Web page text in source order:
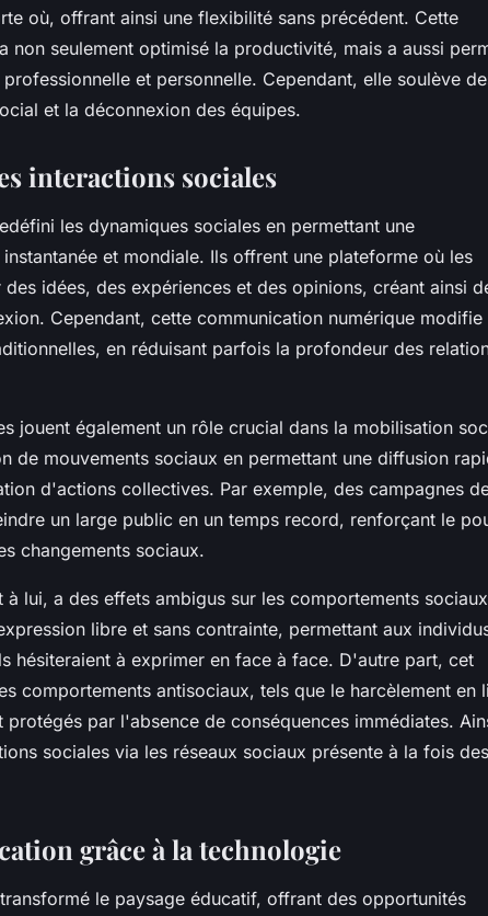
où, offrant ainsi une flexibilité sans précédent. Cette
non seulement optimisé la productivité, mais a aussi
et personnelle. Cependant, elle soulève
et la déconnexion des équipes.
interactions sociales
les dynamiques sociales en permettant une
et mondiale. Ils offrent une plateforme où les
idées, des expériences et des opinions, créant ainsi
Cependant, cette communication numérique modifie
en réduisant parfois la profondeur des
jouent également un rôle crucial dans la mobilisation
de mouvements sociaux en permettant une diffusion
d'actions collectives. Par exemple, des campagnes
un large public en un temps record, renforçant le
changements sociaux.
à lui, a des effets ambigus sur les comportements
libre et sans contrainte, permettant aux
hésiteraient à exprimer en face à face. D'autre part, cet
comportements antisociaux, tels que le harcèlement en
protégés par l'absence de conséquences immédiates.
sociales via les réseaux sociaux présente à la fois des
grâce à la technologie
le paysage éducatif, offrant des opportunités